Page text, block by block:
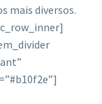
mais diversos.